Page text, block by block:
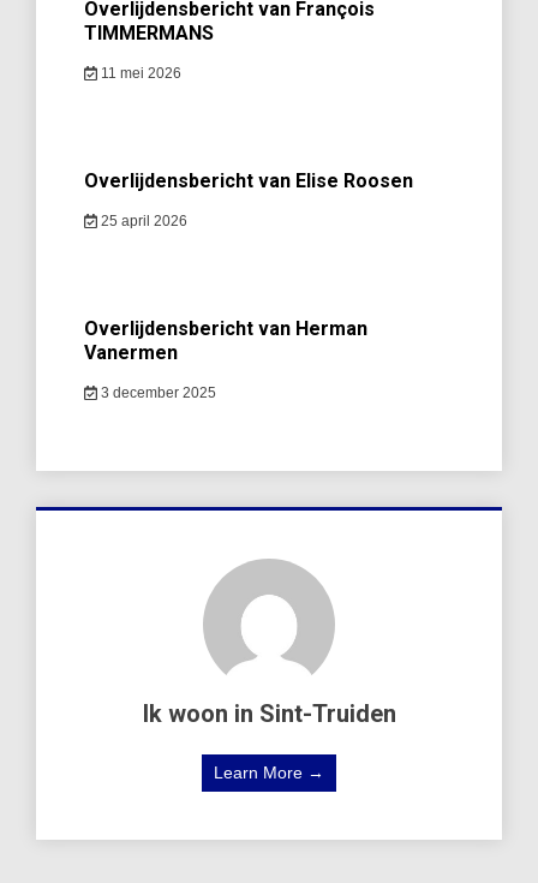
Overlijdensbericht van François
TIMMERMANS
11 mei 2026
Overlijdensbericht van Elise Roosen
25 april 2026
Overlijdensbericht van Herman
Vanermen
3 december 2025
Ik woon in Sint-Truiden
Learn More →